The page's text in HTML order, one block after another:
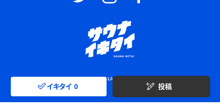
イキタイ 0 投稿
© SAUNA IKITAI